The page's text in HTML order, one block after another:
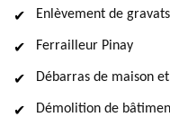
Enlèvement de
Ferrailleur Pinay
Débarras de maison
Démolition de